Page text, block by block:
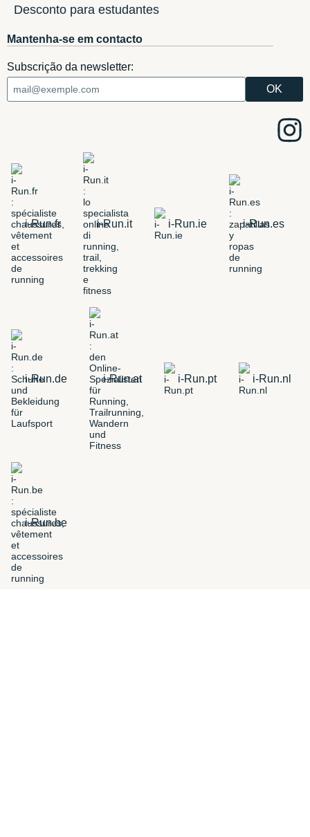
Desconto para estudantes
Mantenha-se em contacto
Subscrição da newsletter:
i-Run.fr i-Run.it i-Run.ie i-Run.es
i-Run.de i-Run.at i-Run.pt i-Run.nl
i-Run.be